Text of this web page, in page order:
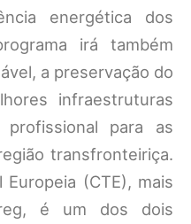
energética dos
irá também
a preservação do
infraestruturas
para as
transfronteiriça.
(CTE), mais
é um dos dois